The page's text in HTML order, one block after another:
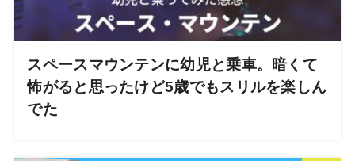
スペースマウンテンに幼児と乗車。暗くて
怖がると思ったけど5歳でもスリルを楽しん
でた